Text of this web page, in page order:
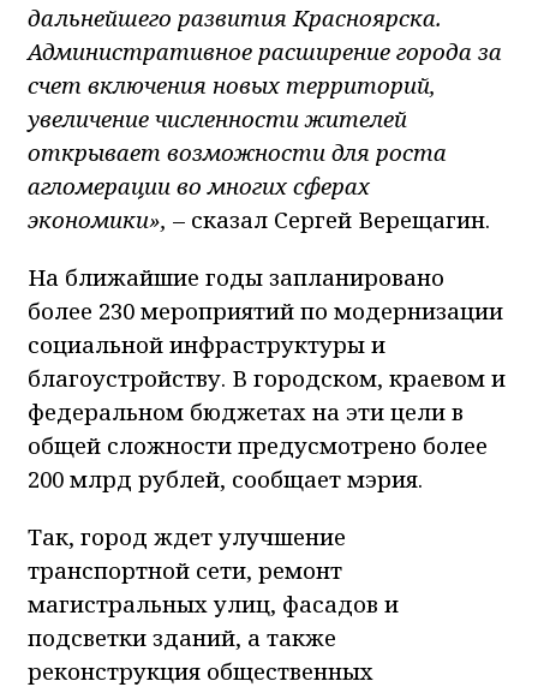
дальнейшего развития Красноярска.
Административное расширение города за
счет включения новых территорий,
увеличение численности жителей
открывает возможности для роста
агломерации во многих сферах
экономики», – сказал Сергей Верещагин.
На ближайшие годы запланировано
более 230 мероприятий по модернизации
социальной инфраструктуры и
благоустройству. В городском, краевом и
федеральном бюджетах на эти цели в
общей сложности предусмотрено более
200 млрд рублей, сообщает мэрия.​
Так, город ждет улучшение
транспортной сети, ремонт
магистральных улиц, фасадов и
подсветки зданий, а также
реконструкция общественных